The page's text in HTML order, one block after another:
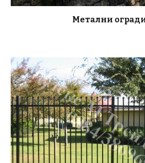
Метални